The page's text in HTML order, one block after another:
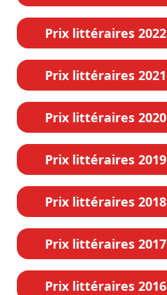
Prix littéraires 2022
Prix littéraires 2021
Prix littéraires 2020
Prix littéraires 2019
Prix littéraires 2018
Prix littéraires 2017
Prix littéraires 2016